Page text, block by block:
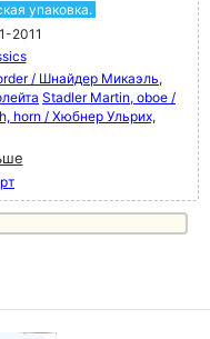
упаковка.
2011
/ Шнайдер Микаэль,
Stadler Martin, oboe /
horn / Хюбнер Ульрих,